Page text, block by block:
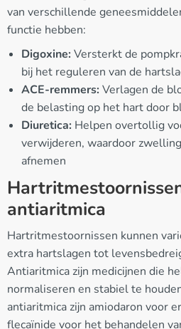
van verschillende
functie hebben:
Digoxine: Versterkt de
bij het reguleren van de
ACE-remmers: Verlagen de
de belasting op het hart door
Diuretica: Helpen overtollig
verwijderen, waardoor
afnemen
antiaritmica
Hartritmestoornissen kunnen
extra hartslagen tot
Antiaritmica zijn medicijnen die
normaliseren en stabiel te
antiaritmica zijn amiodaron voor
flecaïnide voor het behandelen